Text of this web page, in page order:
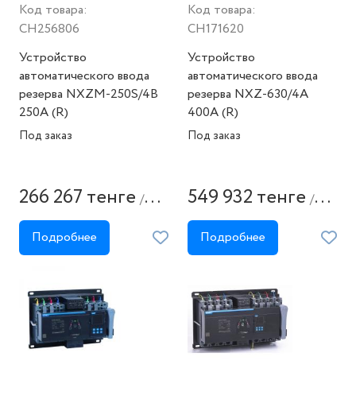
Код товара:
CH256806
Устройство
автоматического ввода
резерва NXZM-250S/4B
250A (R)
Под заказ
266 267 тенге/
штука
Подробнее
Код товара:
CH171620
Устройство
автоматического ввода
резерва NXZ-630/4A
400А (R)
Под заказ
549 932 тенге/
штука
Подробнее